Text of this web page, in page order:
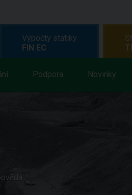
Podpora Novinky
Výpočty statiky
FIN EC